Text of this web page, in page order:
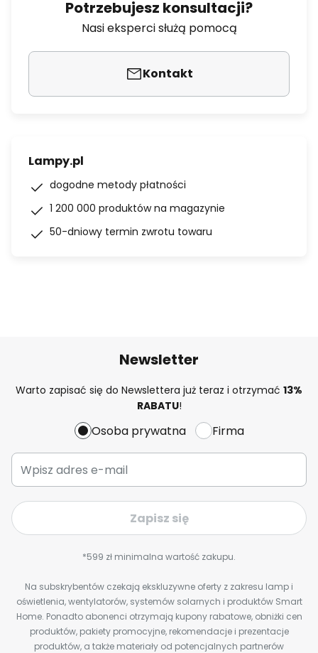
Potrzebujesz konsultacji?
Nasi eksperci służą pomocą
Kontakt
Lampy.pl
dogodne metody płatności
1 200 000 produktów na magazynie
50-dniowy termin zwrotu towaru
Newsletter
Warto zapisać się do Newslettera już teraz i otrzymać 13%
RABATU!
Osoba prywatna Firma
Zapisz się
*599 zł minimalna wartość zakupu.
Na subskrybentów czekają ekskluzywne oferty z zakresu lamp i
oświetlenia, wentylatorów, systemów solarnych i produktów Smart
Home. Ponadto abonenci otrzymają kupony rabatowe, obniżki cen
produktów, pakiety promocyjne, rekomendacje i prezentacje
produktów, a także materiały od potencjalnych partnerów